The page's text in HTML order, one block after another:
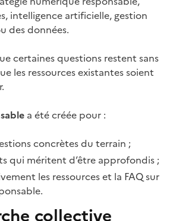
intelligence artificielle, gestion
des données.
certaines questions restent sans
les ressources existantes soient
a été créée pour :
concrètes du terrain ;
qui méritent d’être approfondis ;
les ressources et la FAQ sur
collective